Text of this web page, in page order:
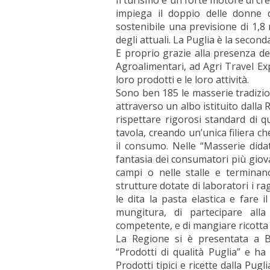
impiega il doppio delle
sostenibile una previsione di
degli attuali. La Puglia è la
E proprio grazie alla presenza
Agroalimentari, ad Agri Travel
loro prodotti e le loro attività.
Sono ben 185 le masserie
attraverso un albo istituito dalla
rispettare rigorosi standard di
tavola, creando un’unica filiera
il consumo. Nelle “Masserie
fantasia dei consumatori più
campi o nelle stalle e
strutture dotate di laboratori i
le dita la pasta elastica e fare
mungitura, di partecipare
competente, e di mangiare
La Regione si è presentata a
“Prodotti di qualità Puglia” e
Prodotti tipici e ricette dalla